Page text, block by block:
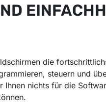
die
steuern und
nichts für die